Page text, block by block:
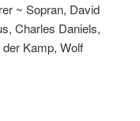
~ Sopran, David
Charles Daniels,
Kamp, Wolf